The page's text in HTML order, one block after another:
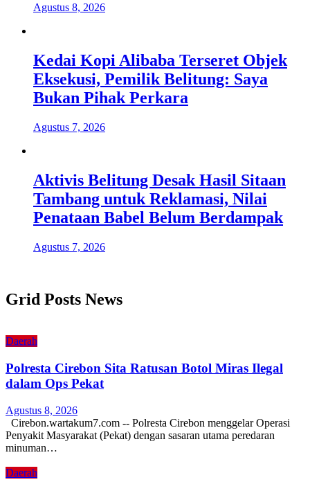
Agustus 8, 2026
Kedai Kopi Alibaba Terseret Objek
Eksekusi, Pemilik Belitung: Saya
Bukan Pihak Perkara
Agustus 7, 2026
Aktivis Belitung Desak Hasil Sitaan
Tambang untuk Reklamasi, Nilai
Penataan Babel Belum Berdampak
Agustus 7, 2026
Grid Posts News
Daerah
Polresta Cirebon Sita Ratusan Botol Miras Ilegal
dalam Ops Pekat
Agustus 8, 2026
Cirebon.wartakum7.com -- Polresta Cirebon menggelar Operasi
Penyakit Masyarakat (Pekat) dengan sasaran utama peredaran
minuman…
Daerah